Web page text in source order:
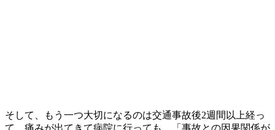
そして、もう一つ大切になるのは交通事故後2週間以上経っ
て、痛みが出てきて病院に行っても、「事故との因果関係が